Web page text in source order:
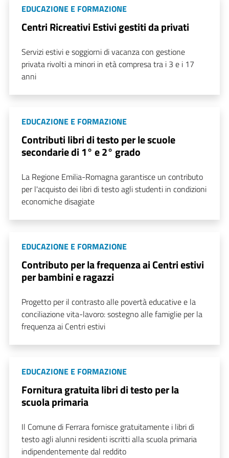
EDUCAZIONE E FORMAZIONE
Centri Ricreativi Estivi gestiti da privati
Servizi estivi e soggiorni di vacanza con gestione
privata rivolti a minori in età compresa tra i 3 e i 17
anni
EDUCAZIONE E FORMAZIONE
Contributi libri di testo per le scuole
secondarie di 1° e 2° grado
La Regione Emilia-Romagna garantisce un contributo
per l'acquisto dei libri di testo agli studenti in condizioni
economiche disagiate
EDUCAZIONE E FORMAZIONE
Contributo per la frequenza ai Centri estivi
per bambini e ragazzi
Progetto per il contrasto alle povertà educative e la
conciliazione vita-lavoro: sostegno alle famiglie per la
frequenza ai Centri estivi
EDUCAZIONE E FORMAZIONE
Fornitura gratuita libri di testo per la
scuola primaria
Il Comune di Ferrara fornisce gratuitamente i libri di
testo agli alunni residenti iscritti alla scuola primaria
indipendentemente dal reddito